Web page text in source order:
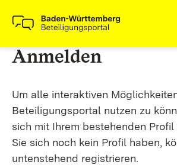
Anmelden
Um alle interaktiven
Beteiligungsportal nutzen zu
sich mit Ihrem bestehenden
Sie sich noch kein Profil haben,
untenstehend registrieren.